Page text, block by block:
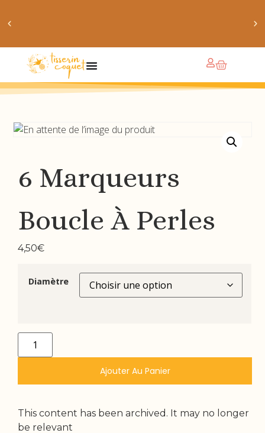
obtiens 20% de réduction sur ton prochain achat de
6 Marqueurs
Boucle À Perles
4,50€
Diamètre
Ajouter Au Panier
This content has been archived. It may no longer
be relevant